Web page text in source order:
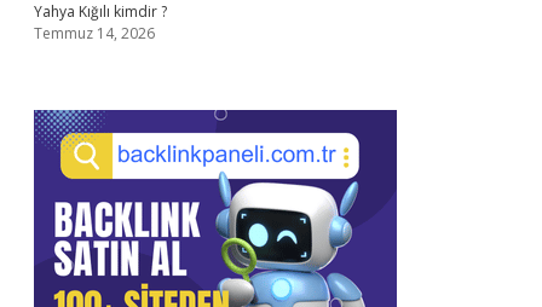
Yahya Kığılı kimdir ?
Temmuz 14, 2026